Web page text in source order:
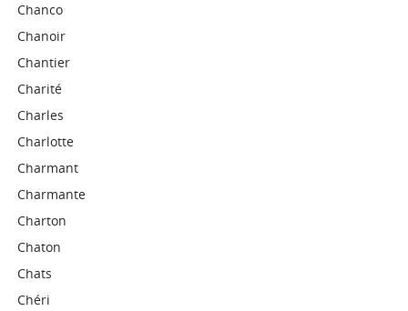
Chanco
Chanoir
Chantier
Charité
Charles
Charlotte
Charmant
Charmante
Charton
Chaton
Chats
Chéri